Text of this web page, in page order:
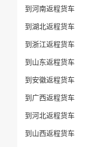
到河南返程货车
到湖北返程货车
到浙江返程货车
到山东返程货车
到安徽返程货车
到广西返程货车
到河北返程货车
到山西返程货车